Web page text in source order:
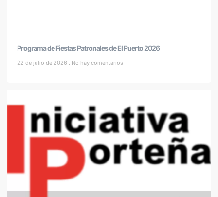
Programa de Fiestas Patronales de El Puerto 2026
22 de julio de 2026 No hay comentarios